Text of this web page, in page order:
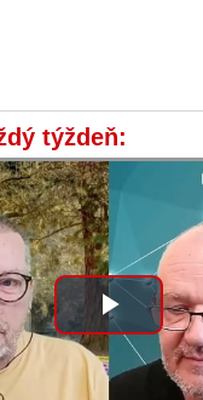
týždeň:
Play
Video